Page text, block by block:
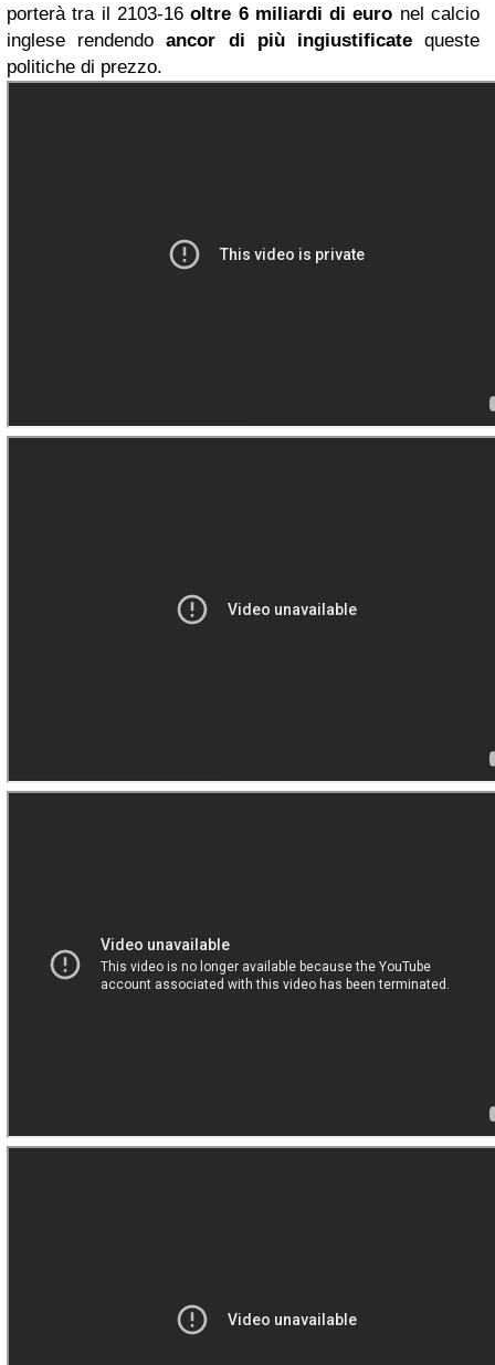
porterà tra il 2103-16oltre 6 miliardi di euro nel calcio
inglese rendendoancor di più ingiustificatequeste
politiche di prezzo.